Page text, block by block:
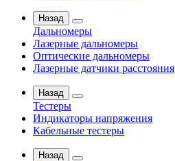
Назад
Дальномеры
Лазерные дальномеры
Оптические дальномеры
Лазерные датчики расстояния
Назад
Тестеры
Индикаторы напряжения
Кабельные тестеры
Назад